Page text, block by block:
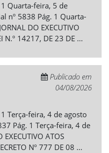
Quarta-feira, 5 de
nº 5838 Pág. 1 Quarta-
DO EXECUTIVO
N.º 14217, DE 23 DE ...
Publicado em
04/08/2026
Terça-feira, 4 de agosto
Pág. 1 Terça-feira, 4 de
ATOS
Nº 777 DE 08 ...